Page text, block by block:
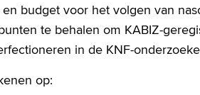
budget voor het volgen van
te behalen om KABIZ-
in de KNF-
op: